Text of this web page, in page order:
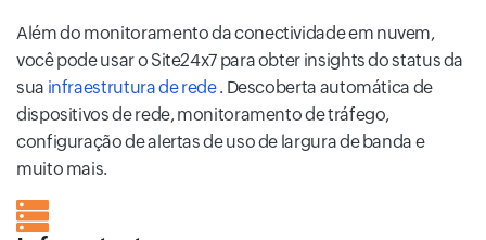
Além do monitoramento da conectividade em nuvem,
você pode usar o Site24x7 para obter insights do status da
sua infraestrutura de rede. Descoberta automática de
dispositivos de rede, monitoramento de tráfego,
configuração de alertas de uso de largura de banda e
muito mais.